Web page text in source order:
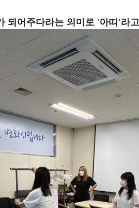
되어주다라는 의미로 '아띠'라